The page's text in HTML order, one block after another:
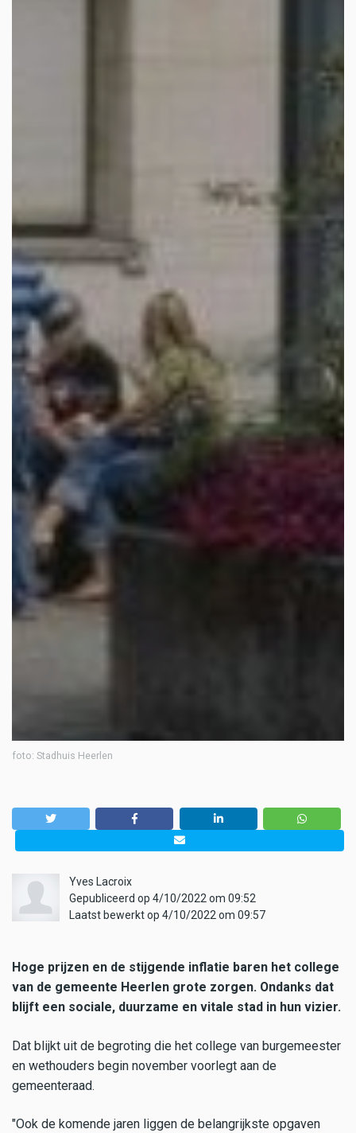
foto: Stadhuis Heerlen
Yves Lacroix
Gepubliceerd op 4/10/2022 om 09:52
Laatst bewerkt op 4/10/2022 om 09:57
Hoge prijzen en de stijgende inflatie baren het college
van de gemeente Heerlen grote zorgen. Ondanks dat
blijft een sociale, duurzame en vitale stad in hun vizier.
Dat blijkt uit de begroting die het college van burgemeester
en wethouders begin november voorlegt aan de
gemeenteraad.
"Ook de komende jaren liggen de belangrijkste opgaven